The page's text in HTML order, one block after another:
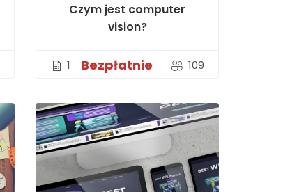
Czym jest computer
vision?
1 109
Bezpłatnie